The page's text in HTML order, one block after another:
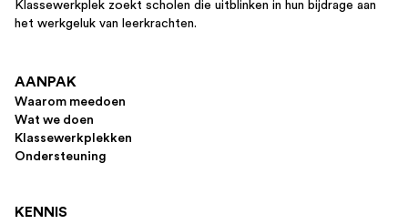
Klassewerkplek zoekt scholen die uitblinken in hun bijdrage aan
het werkgeluk van leerkrachten.
AANPAK
Waarom meedoen
Wat we doen
Klassewerkplekken
Ondersteuning
KENNIS